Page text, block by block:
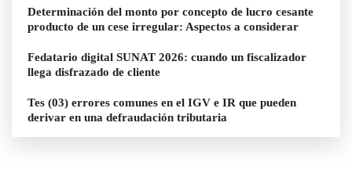
Determinación del monto por concepto de lucro cesante
producto de un cese irregular: Aspectos a considerar
Fedatario digital SUNAT 2026: cuando un fiscalizador
llega disfrazado de cliente
Tes (03) errores comunes en el IGV e IR que pueden
derivar en una defraudación tributaria